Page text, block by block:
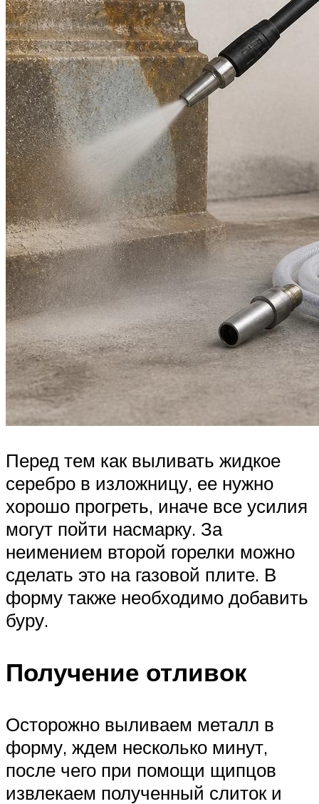
Перед тем как выливать жидкое
серебро в изложницу, ее нужно
хорошо прогреть, иначе все усилия
могут пойти насмарку. За
неимением второй горелки можно
сделать это на газовой плите. В
форму также необходимо добавить
буру.
Получение отливок
Осторожно выливаем металл в
форму, ждем несколько минут,
после чего при помощи щипцов
извлекаем полученный слиток и